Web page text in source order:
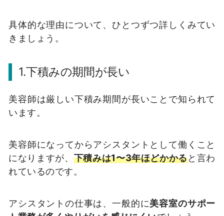
具体的な理由について、ひとつずつ詳しくみてい
きましょう。
1.下積みの期間が長い
美容師は厳しい下積み期間が長いことで知られて
います。
美容師になってからアシスタントとして働くこと
になりますが、 下積みは1〜3年ほどかかると言わ
れているのです。
アシスタントの仕事は、一般的に美容室のサポー